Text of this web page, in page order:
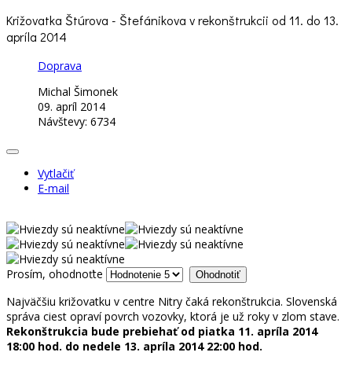
Križovatka Štúrova - Štefánikova v rekonštrukcii od 11. do 13.
apríla 2014
Doprava
Michal Šimonek
09. apríl 2014
Návštevy: 6734
Vytlačiť
E-mail
Prosím, ohodnoťte
Najväčšiu križovatku v centre Nitry čaká rekonštrukcia. Slovenská
správa ciest opraví povrch vozovky, ktorá je už roky v zlom stave.
Rekonštrukcia bude prebiehať od piatka 11. apríla 2014
18:00 hod. do nedele 13. apríla 2014 22:00 hod.